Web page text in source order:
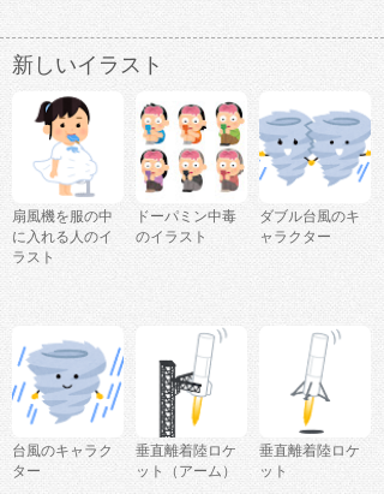
新しいイラスト
扇風機を服の中
に入れる人のイ
ラスト
ドーパミン中毒
のイラスト
ダブル台風のキ
ャラクター
台風のキャラク
ター
垂直離着陸ロケ
ット（アーム）
垂直離着陸ロケ
ット